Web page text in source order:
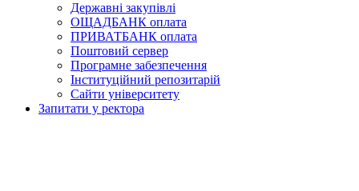
Державні закупівлі
ОЩАДБАНК оплата
ПРИВАТБАНК оплата
Поштовий сервер
Програмне забезпечення
Інституційний репозитарій
Сайти університету
Запитати у ректора